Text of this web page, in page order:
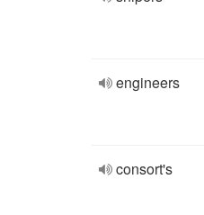
engineers
consort's